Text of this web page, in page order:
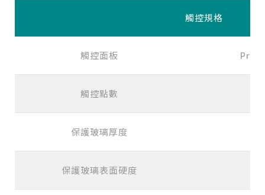
觸控規格
觸控面板
觸控點數
保護玻璃厚度
保護玻璃表面硬度